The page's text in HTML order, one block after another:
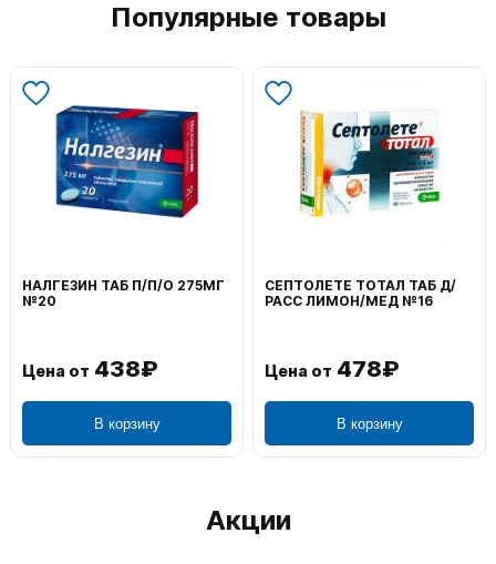
Популярные товары
НАЛГЕЗИН ТАБ П/П/О 275МГ
№20
Цена от 438₽
В корзину
СЕПТОЛЕТЕ ТОТАЛ ТАБ Д/
РАСС ЛИМОН/МЕД №16
Цена от 478₽
В корзину
Акции